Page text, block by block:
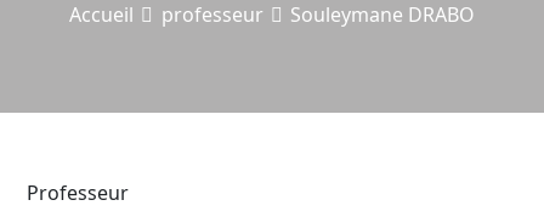
Accueil professeur Souleymane DRABO
Professeur